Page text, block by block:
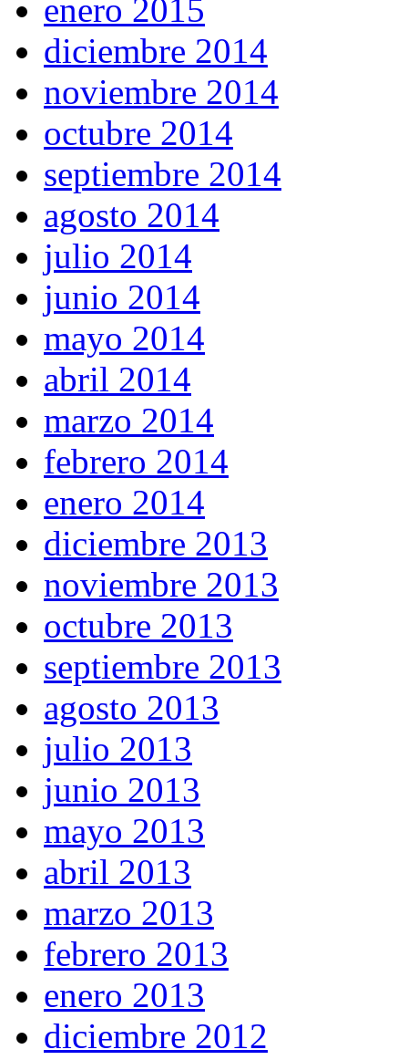
enero 2015
diciembre 2014
noviembre 2014
octubre 2014
septiembre 2014
agosto 2014
julio 2014
junio 2014
mayo 2014
abril 2014
marzo 2014
febrero 2014
enero 2014
diciembre 2013
noviembre 2013
octubre 2013
septiembre 2013
agosto 2013
julio 2013
junio 2013
mayo 2013
abril 2013
marzo 2013
febrero 2013
enero 2013
diciembre 2012